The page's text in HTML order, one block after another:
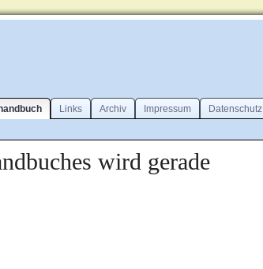
Links Archiv Impressum
Datenschutz
wird gerade